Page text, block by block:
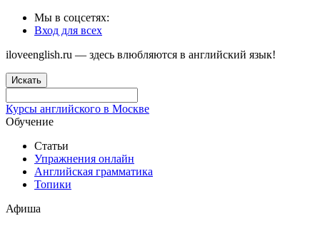
Мы в соцсетях:
Вход для всех
iloveenglish.ru — здесь влюбляются в английский язык!
Искать
Курсы английского в Москве
Обучение
Статьи
Упражнения онлайн
Английская грамматика
Топики
Афиша